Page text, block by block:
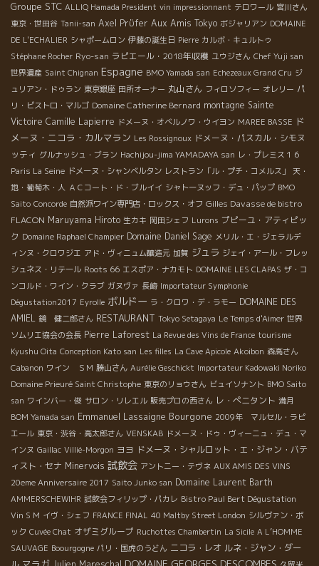
は、濃縮したワインから卒業してフィネス上品さが評価の対象に
なった時代。 . ２０１０ フィネスからビュバビリテ（飲み
やすさ）薄旨系 自然派ワイン・ビストロの急増と繁栄 ミッシュラ
ン星付きレストラン、世界ランキング・レストラン（NOMAな
ど）の自然派ワインの導入 マルセル・ラペエール亡き後ディー
ヴ・ブテーイユ、ヴァン・デ・メザミ自然組織などがリーダーシ
ップ。 マルセルを知らない新人類の登場。自然派組織の細分化現
象―地方別組織・スタイル別組織など急増 世界の成金人口むけ超
有名グランクリュマーケットは快調と混乱を繰り返す。 味覚的に
薄旨系、ジュースのように体に入っていくビュバビリテ（飲みや
すさ）が最も評価された時代。 . ２0２０ 薄いとか濃いを超
えた透明感ある深味を備えたワイン ２０年のコロナ到来による衝
撃的な価値観の変化 地球環境の変化と世論の変化に対応せざるを
えない状況が表面化。 スタンダード醸造家とグランクリュ醸造元
も含めて自然志向が強くなっている。 安定した美味しいワインを
造る自然派ワイングループのワイン需要はますます急増してい
る。 突然変異的自然派ワイン醸造家の出現、今ままでの“造り”を
天変地異的に掛け合わせたワインも出現。
―――――――――――――― コロナ発生の２０２０年２月から
２０２１年前期まで普通のフランスワイン業界はチョット厳しい
状況が続く。 コロナでフランスのレストランが長期の閉鎖によ
り、多くの在庫を抱えて経営難の蔵元が増えている。 その反面、
自然派ワインは好調な売れゆきをしている。自然派ワインはワイ
ン屋を中心に個人消費の世界に 浸透しているのでコロナ危機の悪
影響はあまり出ていない。 味覚的には薄いとか、飲みやすいだけ
では物足りなくなって、薄いとか濃いを超えて透明感のありなが
ら深味のあるワインが増えてきている。そして、熟成することの
価値が再評価されてくるだろう。
―――――――――――――――――――――― 世界は大きく変
化していくだろう。 変化に対応できるものだけが生き残ってい
く。 コロナと共に生きていくことを模索した方が次ぎへの変化の
方向性が見えてくる。 正しく警戒して、要点を押さえて注意。 必
要以上の恐怖心はいろんなものを壊していく。 ワインの世界も、
造る人も、紹介する人も、飲む人も、過去と未来を見据えて、本
当に大切なモノを大事にしながら“今”を生きましょう。 すべて
Groupe STC ALLIQ Hamada President vin impressionnant テロワール 宮川さん
東京・世田谷 Tanii-san Axel Prϋfer Aux Amis Tokyo ボジャリアン DOMAINE
DE L'ECHALIER シャポームロン 伊藤の誕生日 Pierre カルボ・キュルトゥ
Stéphane Rocher Ryo-san ラピエール・2018年収穫 ユウジさん Chef Yuji san
世界遺産 Saint Chignan Espagne BMO Yamada san Echezeaux Grand Cru ジ
ュリアン・ドゥラン 東京銀座 田所オーナー 丸山さん フィロソフィー オレリー パ
リ・ビストロ・マルゴ Domaine Catherine Bernard montagne Sainte
Victoire Camille Lapierre ドメーヌ・オベルノワ・ウイヨン MAREE BASSE ド
メーヌ・ニコラ・カルマラン Les Rossignoux ドメーヌ・パスカル・シモヌ
ッティ グルナッシュ・ブラン Hachijou-jima YAMADAYA san レ・プレミス１６
Paris La Seine ドメーヌ・シャンベルタン レストラン「ル・プチ・コメルス」
天・
地・葡萄木・人 ＡＣコート・ド・ブルイイ シャトーヌッフ・デュ・パップ BMO
Saito Concorde 自然派ワイン専門店・ロックス・オフ Gilles Davasse de bistro
FLACON Maruyama Hiroto 生カキ 岡田シェフ Lurons プピーユ・アティピッ
ク Domaine Raphael Champier Domaine Daniel Sage メリル・エ・ジェラルデ
ィンヌ・クロワジエ アド・ヴィニュム醸造元 加賀 ジュラ ジェイ・アール・フレッ
シュネス・リテール Roots 66 エスポア・ナカモト DOMAINE LES CLAPAS ザ・コ
ンコルド・ワイン・クラブ ガヌヴァ 長崎 Importateur Symphonie
Dégustation2017 Eyrolle ボルドー ラ・クロワ・デ・ラモー DOMAINE DES
AMIEL 鏡 健二郎さん RESTAURANT Tokyo Setagaya Le Temps d'Aimer 世界
ソムリエ協会の会長 Pierre Laforest La Revue des Vins de France tourisme
Kyushu Oita Conception Kato san Les filles La Cave Apicole Akoibon 森高さん
Cabanon ワイン ＳＭ 勝山さん Aurélie Geschickt Importateur Kadowaki Noriko
Domaine Prieuré Saint Christophe 東京のリョウさん ビュイソナント BMO Saito
san ワインバー・俊 サロン・リレエル 販売プロの西さん レ・ぺニタント 満月
BOM Yamada san Emmanuel Lassaigne Bourgone 2009年 マルセル・ラピ
エール 東京・渋谷・高太郎さん VENSKAB ドメーヌ・ドゥ・ヴィーニュ・デュ・マ
インヌ Gaillac Villié-Morgon ヨヨ ドメーヌ・シャルロット・エ・ジャン・バテ
ィスト・セナ Minervois 試飲会 アントニー・テヴネ AUX AMIS DES VINS
20eme Anniversaire 2017 Saito Junko san Domaine Laurent Barth
AMMERSCHEWIHR 試飲会フィリップ・パカレ Bistro Paul Bert Dégustation
Vin S M イヴ・シェフ FRANCE FINAL 40 Maltby Street London シルヴァン・ボ
ック Cuvée Chat オザミグループ Ruchottes Chambertin La Sicile A L’HOMME
SAUVAGE Boourgogne パリ・国虎のうどん ニコラ・レオ ルネ・ジャン・ダー